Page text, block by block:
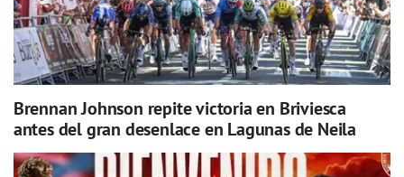
Brennan Johnson repite victoria en Briviesca
antes del gran desenlace en Lagunas de Neila